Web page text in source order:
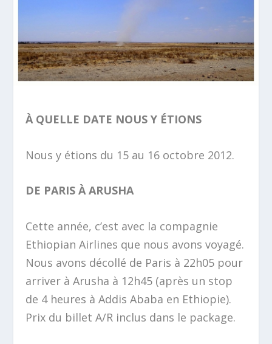
À QUELLE DATE NOUS Y ÉTIONS
Nous y étions du 15 au 16 octobre 2012.​
DE PARIS À ARUSHA
Cette année, c’est avec la compagnie
Ethiopian Airlines que nous avons voyagé.
Nous avons décollé de Paris à 22h05 pour
arriver à Arusha à 12h45 (après un stop
de 4 heures à Addis Ababa en Ethiopie).
Prix du billet A/R inclus dans le package.